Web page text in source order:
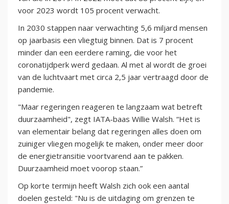
voor 2023 wordt 105 procent verwacht.
In 2030 stappen naar verwachting 5,6 miljard mensen
op jaarbasis een vliegtuig binnen. Dat is 7 procent
minder dan een eerdere raming, die voor het
coronatijdperk werd gedaan. Al met al wordt de groei
van de luchtvaart met circa 2,5 jaar vertraagd door de
pandemie.
"Maar regeringen reageren te langzaam wat betreft
duurzaamheid", zegt IATA-baas Willie Walsh. “Het is
van elementair belang dat regeringen alles doen om
zuiniger vliegen mogelijk te maken, onder meer door
de energietransitie voortvarend aan te pakken.
Duurzaamheid moet voorop staan.”
Op korte termijn heeft Walsh zich ook een aantal
doelen gesteld: "Nu is de uitdaging om grenzen te